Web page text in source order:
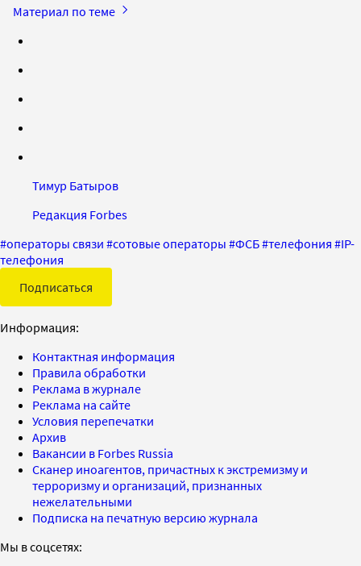
Материал по теме
Тимур Батыров
Редакция Forbes
#операторы связи #сотовые операторы #ФСБ#телефония #IP-
телефония
Подписаться
Информация:
Контактная информация
Правила обработки
Реклама в журнале
Реклама на сайте
Условия перепечатки
Архив
Вакансии в Forbes Russia
Сканер иноагентов, причастных к экстремизму и
терроризму и организаций, признанных
нежелательными
Подписка на печатную версию журнала
Мы в соцсетях: